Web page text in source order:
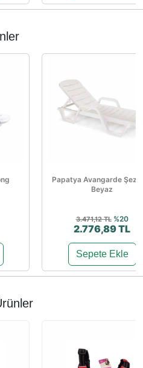
Papatya Avangarde
Beyaz
3.471,12 TL %20
2.776,89 TL
Sepete Ekle